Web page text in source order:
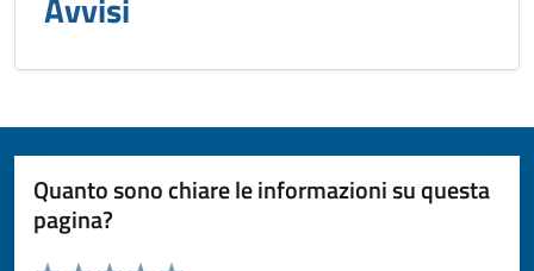
Quanto sono chiare le informazioni su questa
pagina?